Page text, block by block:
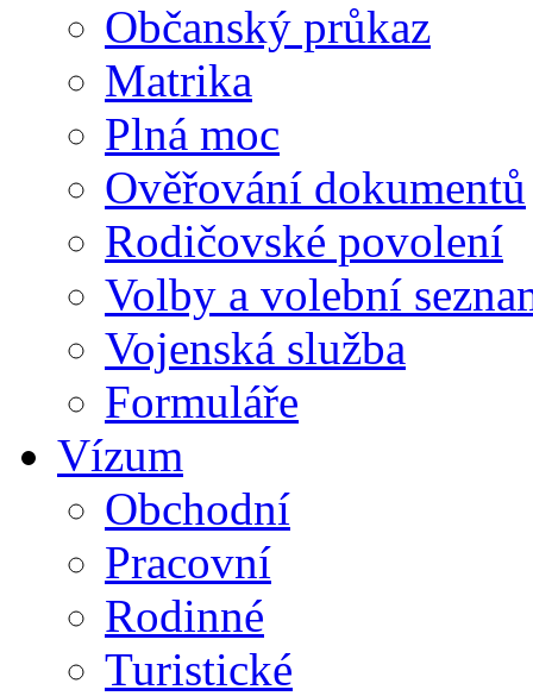
Občanský průkaz
Matrika
Plná moc
Ověřování dokumentů
Rodičovské povolení
Volby a volební
Vojenská služba
Formuláře
Vízum
Obchodní
Pracovní
Rodinné
Turistické